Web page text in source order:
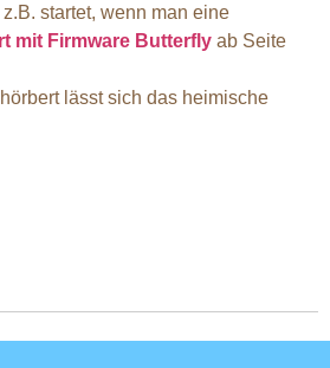
startet, wenn man eine
mit Firmware Butterfly ab Seite
lässt sich das heimische